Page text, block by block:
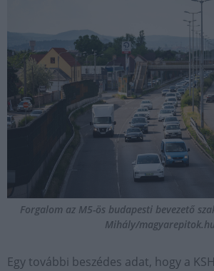
Forgalom az M5-ös budapesti bevezető
Mihály/
Egy további beszédes adat, hogy a